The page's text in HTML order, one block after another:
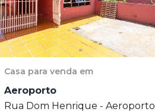
Casa para venda em
Aeroporto
Rua Dom Henrique - Aeroporto